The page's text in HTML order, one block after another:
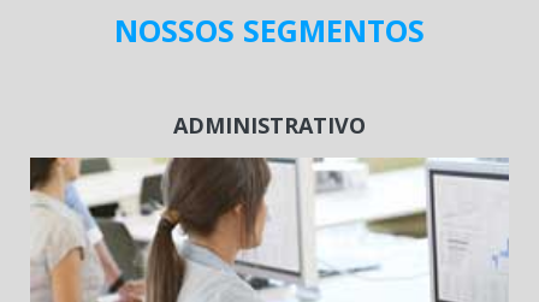
NOSSOS SEGMENTOS
ADMINISTRATIVO